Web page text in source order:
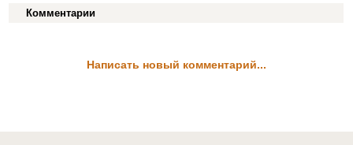
Комментарии
Написать новый комментарий...